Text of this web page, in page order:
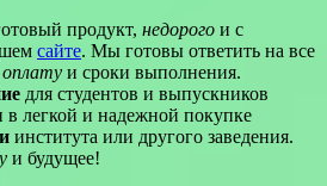
продукт, недорого и с
сайте. Мы готовы ответить на все
оплату и сроки выполнения.
для студентов и выпускников
в легкой и надежной покупке
института или другого заведения.
и будущее!